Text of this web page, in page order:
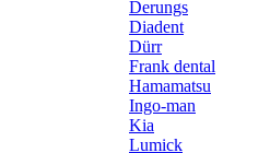
Derungs
Diadent
Dürr
Frank dental
Hamamatsu
Ingo-man
Kia
Lumick